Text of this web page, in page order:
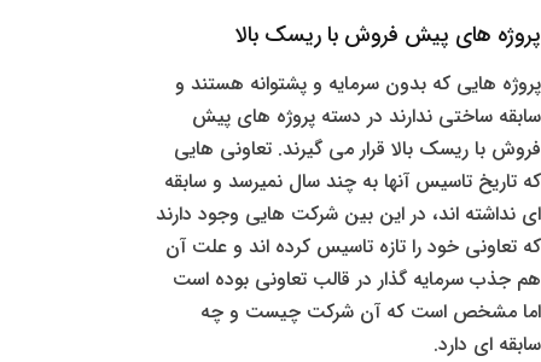
پروژه های پیش فروش با ریسک بالا
پروژه هایی که بدون سرمایه و پشتوانه هستند و
سابقه ساختی ندارند در دسته پروژه های پیش
فروش با ریسک بالا قرار می گیرند. تعاونی هایی
که تاریخ تاسیس آنها به چند سال نمیرسد و سابقه
ای نداشته اند، در این بین شرکت هایی وجود دارند
که تعاونی خود را تازه تاسیس کرده اند و علت آن
هم جذب سرمایه گذار در قالب تعاونی بوده است
اما مشخص است که آن شرکت چیست و چه
سابقه ای دارد.